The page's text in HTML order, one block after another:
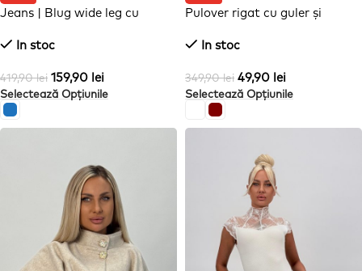
Jeans | Blug wide leg cu
In stoc
419,90lei 159,90 lei
Selectează Opțiunile
Pulover rigat cu guler și
In stoc
349,90lei 49,90 lei
Selectează Opțiunile